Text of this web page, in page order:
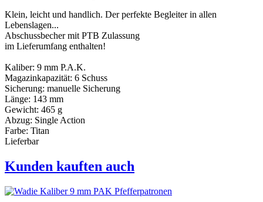
Klein, leicht und handlich. Der perfekte Begleiter in allen
Lebenslagen...
Abschussbecher mit PTB Zulassung
im Lieferumfang enthalten!
Kaliber: 9 mm P.A.K.
Magazinkapazität: 6 Schuss
Sicherung: manuelle Sicherung
Länge: 143 mm
Gewicht: 465 g
Abzug: Single Action
Farbe: Titan
Lieferbar
Kunden kauften auch